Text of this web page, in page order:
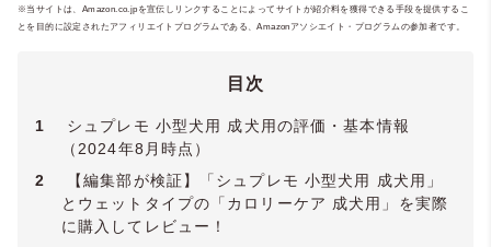
し、専門知識と実体験をもとにケアや食
事、介護支援を行っています。実店舗にお
皮膚被毛ケアリスト / 愛玩動物救命士 / 犬の
腸活管理アドバイザー / 犬猫アレルギー管理
Principles & Practices /
※当サイトは、Amazon.co.jpを宣伝しリンクすることによってサイトが紹介料を獲得できる手段を提供するこ
とを目的に設定されたアフィリエイトプログラムである、Amazonアソシエイト・プログラムの参加者です。
目次
1
シュプレモ 小型犬用 成犬用の評価・基本情報
（2024年8月時点）
2
【編集部が検証】「シュプレモ 小型犬用 成犬用」
とウェットタイプの「カロリーケア 成犬用」を実際
に購入してレビュー！